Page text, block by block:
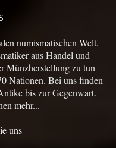
numismatischen Welt.
aus Handel und
Münzherstellung zu tun
Nationen. Bei uns finden
bis zur Gegenwart.
mehr...
uns